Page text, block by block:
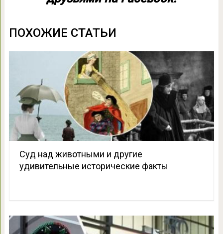
ПОХОЖИЕ СТАТЬИ
Суд над животными и другие
удивительные исторические факты